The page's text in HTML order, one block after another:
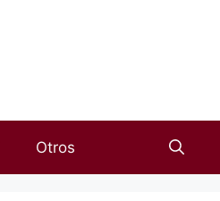
Otros